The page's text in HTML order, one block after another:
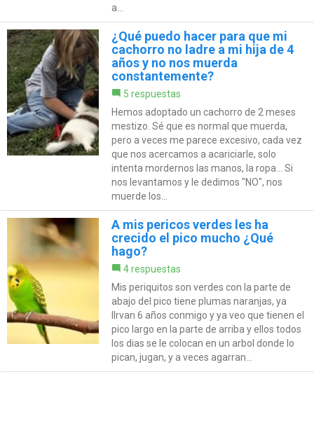
a...
¿Qué puedo hacer para que mi
cachorro no ladre a mi hija de 4
años y no nos muerda
constantemente?
5 respuestas
Hemos adoptado un cachorro de 2 meses
mestizo. Sé que es normal que muerda,
pero a veces me parece excesivo, cada vez
que nos acercamos a acariciarle, solo
intenta mordernos las manos, la ropa... Si
nos levantamos y le dedimos "NO", nos
muerde los...
A mis pericos verdes les ha
crecido el pico mucho ¿Qué
hago?
4 respuestas
Mis periquitos son verdes con la parte de
abajo del pico tiene plumas naranjas, ya
llrvan 6 años conmigo y ya veo que tienen el
pico largo en la parte de arriba y ellos todos
los dias se le colocan en un arbol donde lo
pican, jugan, y a veces agarran...